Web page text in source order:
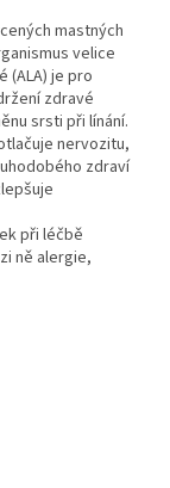
mastných
velice
(ALA) je pro
zdravé
srsti při línání.
nervozitu,
zdraví
při léčbě
ně alergie,